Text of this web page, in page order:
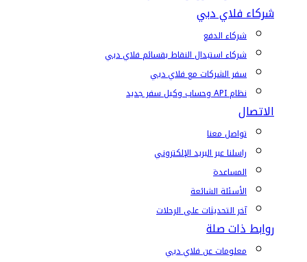
شركاء فلاي دبي
شركاء الدفع
شركاء استبدال النقاط بقسائم فلاي دبي
سفر الشركات مع فلاي دبي
نظام API وحساب وكيل سفر جديد
الاتصال
تواصل معنا
راسلنا عبر البريد الإلكتروني
المساعدة
الأسئلة الشائعة
آخر التحديثات على الرحلات
روابط ذات صلة
معلومات عن فلاي دبي